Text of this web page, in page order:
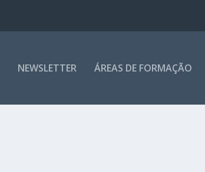
NEWSLETTER ÁREAS DE FORMAÇÃO